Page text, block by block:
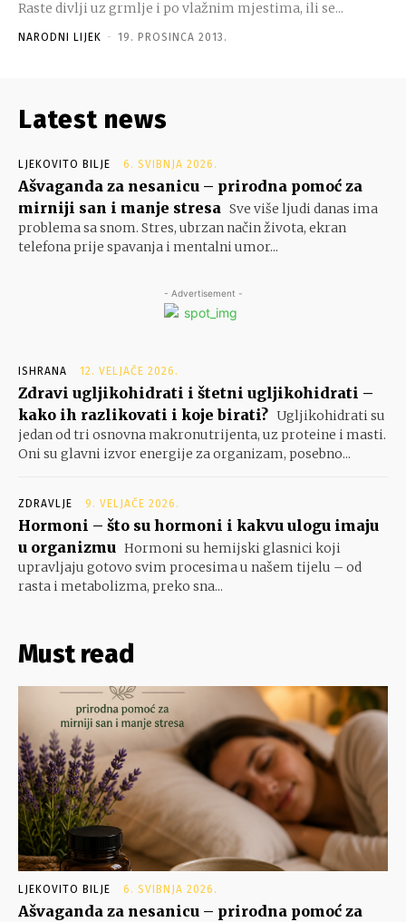
Raste divlji uz grmlje i po vlažnim mjestima, ili se...
NARODNI LIJEK - 19. PROSINCA 2013.
Latest news
LJEKOVITO BILJE 6. SVIBNJA 2026.
Ašvaganda za nesanicu – prirodna pomoć za
mirniji san i manje stresa Sve više ljudi danas ima
problema sa snom. Stres, ubrzan način života, ekran
telefona prije spavanja i mentalni umor...
- Advertisement -
ISHRANA 12. VELJAČE 2026.
Zdravi ugljikohidrati i štetni ugljikohidrati –
kako ih razlikovati i koje birati? Ugljikohidrati su
jedan od tri osnovna makronutrijenta, uz proteine i masti.
Oni su glavni izvor energije za organizam, posebno...
ZDRAVLJE 9. VELJAČE 2026.
Hormoni – što su hormoni i kakvu ulogu imaju
u organizmu Hormoni su hemijski glasnici koji
upravljaju gotovo svim procesima u našem tijelu – od
rasta i metabolizma, preko sna...
Must read
LJEKOVITO BILJE 6. SVIBNJA 2026.
Ašvaganda za nesanicu – prirodna pomoć za